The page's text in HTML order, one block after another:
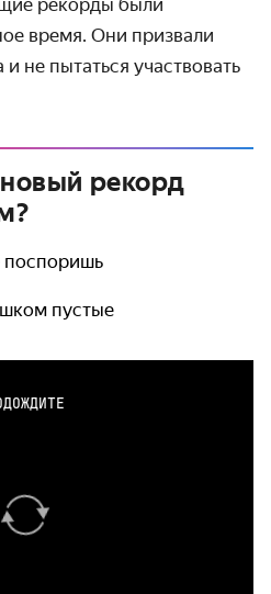
рекорды были
время. Они призвали
и не пытаться участвовать
рекорд
поспоришь
пустые